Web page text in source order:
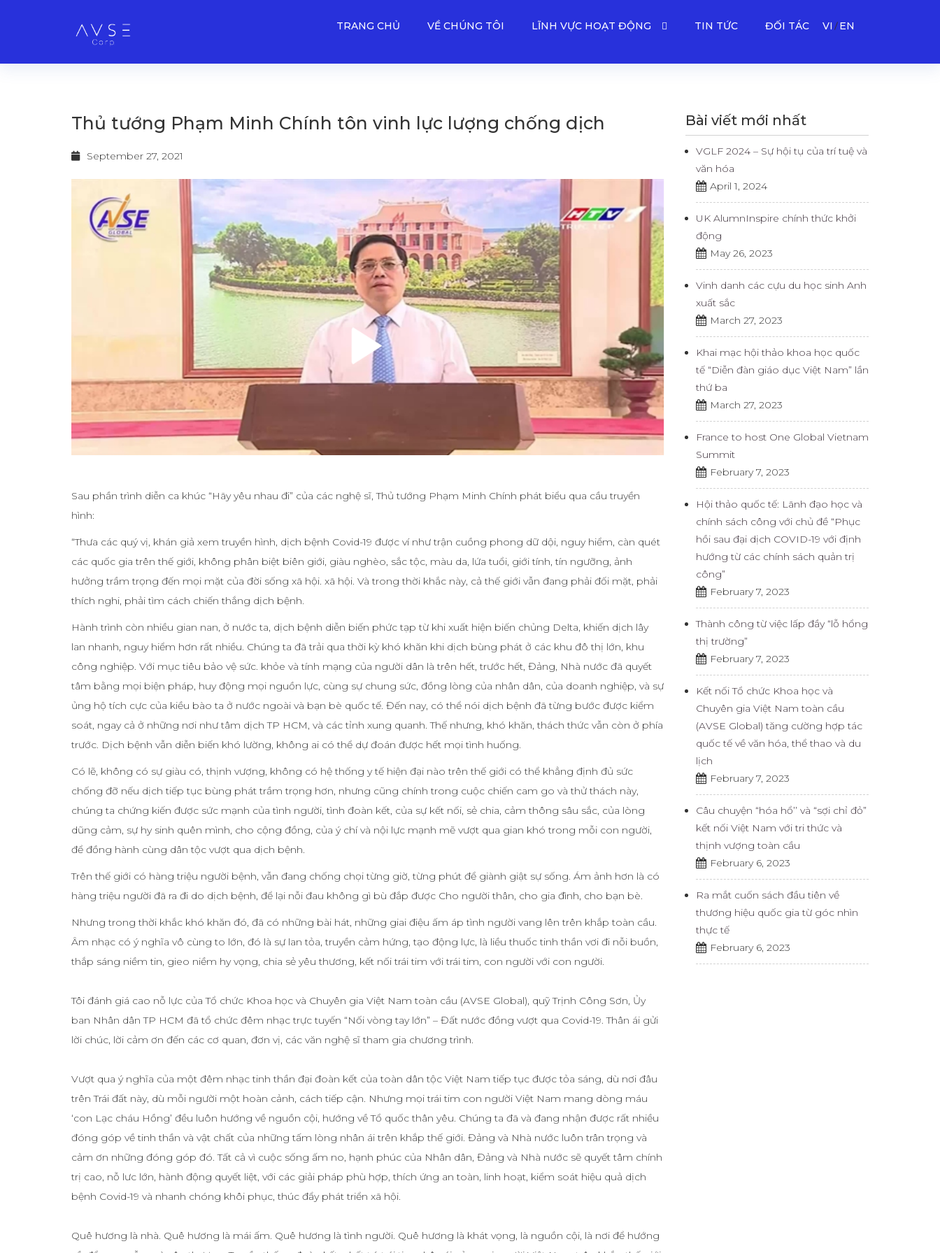
TRANG CHỦ VỀ CHÚNG TÔI LĨNH VỰC HOẠT ĐỘNG TIN TỨC ĐỐI TÁC VI EN
Thủ tướng Phạm Minh Chính tôn vinh lực lượng chống dịch
September 27, 2021
Sau phần trình diễn ca khúc “Hãy yêu nhau đi” của các nghệ sĩ, Thủ tướng Phạm Minh Chính phát biểu qua cầu truyền
hình:
“Thưa các quý vị, khán giả xem truyền hình, dịch bệnh Covid-19 được ví như trận cuồng phong dữ dội, nguy hiểm, càn quét
các quốc gia trên thế giới, không phân biệt biên giới, giàu nghèo, sắc tộc, màu da, lứa tuổi, giới tính, tín ngưỡng, ảnh
hưởng trầm trọng đến mọi mặt của đời sống xã hội. xã hội. Và trong thời khắc này, cả thế giới vẫn đang phải đối mặt, phải
thích nghi, phải tìm cách chiến thắng dịch bệnh.
Hành trình còn nhiều gian nan, ở nước ta, dịch bệnh diễn biến phức tạp từ khi xuất hiện biến chủng Delta, khiến dịch lây
lan nhanh, nguy hiểm hơn rất nhiều. Chúng ta đã trải qua thời kỳ khó khăn khi dịch bùng phát ở các khu đô thị lớn, khu
công nghiệp. Với mục tiêu bảo vệ sức. khỏe và tính mạng của người dân là trên hết, trước hết, Đảng, Nhà nước đã quyết
tâm bằng mọi biện pháp, huy động mọi nguồn lực, cùng sự chung sức, đồng lòng của nhân dân, của doanh nghiệp, và sự
ủng hộ tích cực của kiều bào ta ở nước ngoài và bạn bè quốc tế. Đến nay, có thể nói dịch bệnh đã từng bước được kiểm
soát, ngay cả ở những nơi như tâm dịch TP HCM, và các tỉnh xung quanh. Thế nhưng, khó khăn, thách thức vẫn còn ở phía
trước. Dịch bệnh vẫn diễn biến khó lường, không ai có thể dự đoán được hết mọi tình huống.
Có lẽ, không có sự giàu có, thịnh vượng, không có hệ thống y tế hiện đại nào trên thế giới có thể khẳng định đủ sức
chống đỡ nếu dịch tiếp tục bùng phát trầm trọng hơn, nhưng cũng chính trong cuộc chiến cam go và thử thách này,
chúng ta chứng kiến được sức mạnh của tình người, tình đoàn kết, của sự kết nối, sẻ chia, cảm thông sâu sắc, của lòng
dũng cảm, sự hy sinh quên mình, cho cộng đồng, của ý chí và nội lực mạnh mẽ vượt qua gian khó trong mỗi con người,
để đồng hành cùng dân tộc vượt qua dịch bệnh.
Trên thế giới có hàng triệu người bệnh, vẫn đang chống chọi từng giờ, từng phút để giành giật sự sống. Ám ảnh hơn là có
hàng triệu người đã ra đi do dịch bệnh, để lại nỗi đau không gì bù đắp được Cho người thân, cho gia đình, cho bạn bè.
Nhưng trong thời khắc khó khăn đó, đã có những bài hát, những giai điệu ấm áp tình người vang lên trên khắp toàn cầu.
Âm nhạc có ý nghĩa vô cùng to lớn, đó là sự lan tỏa, truyền cảm hứng, tạo động lực, là liều thuốc tinh thần vơi đi nỗi buồn,
thắp sáng niềm tin, gieo niềm hy vọng, chia sẻ yêu thương, kết nối trái tim với trái tim, con người với con người.
Tôi đánh giá cao nỗ lực của Tổ chức Khoa học và Chuyên gia Việt Nam toàn cầu (AVSE Global), quỹ Trịnh Công Sơn, Ủy
ban Nhân dân TP HCM đã tổ chức đêm nhạc trực tuyến “Nối vòng tay lớn” – Đất nước đồng vượt qua Covid-19. Thân ái gửi
lời chúc, lời cảm ơn đến các cơ quan, đơn vị, các văn nghệ sĩ tham gia chương trình.
Vượt qua ý nghĩa của một đêm nhạc tinh thần đại đoàn kết của toàn dân tộc Việt Nam tiếp tục được tỏa sáng, dù nơi đâu
trên Trái đất này, dù mỗi người một hoàn cảnh, cách tiếp cận. Nhưng mọi trái tim con người Việt Nam mang dòng máu
‘con Lạc cháu Hồng’ đều luôn hướng về nguồn cội, hướng về Tổ quốc thân yêu. Chúng ta đã và đang nhận được rất nhiều
đóng góp về tinh thần và vật chất của những tấm lòng nhân ái trên khắp thế giới. Đảng và Nhà nước luôn trân trọng và
cảm ơn những đóng góp đó. Tất cả vì cuộc sống ấm no, hạnh phúc của Nhân dân, Đảng và Nhà nước sẽ quyết tâm chính
trị cao, nỗ lưc lớn, hành động quyết liệt, với các giải pháp phù hợp, thích ứng an toàn, linh hoạt, kiểm soát hiệu quả dịch
bệnh Covid-19 và nhanh chóng khôi phục, thúc đẩy phát triển xã hội.
Quê hương là nhà. Quê hương là mái ấm. Quê hương là tình người. Quê hương là khát vọng, là nguồn cội, là nơi để hướng
Bài viết mới nhất
VGLF 2024 – Sự hội tụ của trí tuệ và
văn hóa
April 1, 2024
UK AlumnInspire chính thức khởi
động
May 26, 2023
Vinh danh các cựu du học sinh Anh
xuất sắc
March 27, 2023
Khai mạc hội thảo khoa học quốc
tế “Diễn đàn giáo dục Việt Nam” lần
thứ ba
March 27, 2023
France to host One Global Vietnam
Summit
February 7, 2023
Hội thảo quốc tế: Lãnh đạo học và
chính sách công với chủ đề “Phục
hồi sau đại dịch COVID-19 với định
hướng từ các chính sách quản trị
công”
February 7, 2023
Thành công từ việc lấp đầy “lỗ hổng
thị trường”
February 7, 2023
Kết nối Tổ chức Khoa học và
Chuyên gia Việt Nam toàn cầu
(AVSE Global) tăng cường hợp tác
quốc tế về văn hóa, thể thao và du
lịch
February 7, 2023
Câu chuyện “hóa hổ’’ và “sợi chỉ đỏ”
kết nối Việt Nam với tri thức và
thịnh vượng toàn cầu
February 6, 2023
Ra mắt cuốn sách đầu tiên về
thương hiệu quốc gia từ góc nhìn
thực tế
February 6, 2023